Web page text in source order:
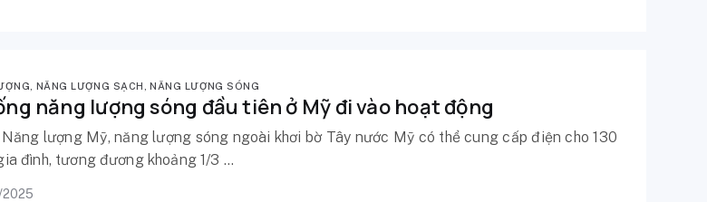
NĂNG LƯỢNG SẠCH ,NĂNG LƯỢNG SÓNG
năng lượng sóng đầu tiên ở Mỹ đi vào hoạt động
lượng Mỹ, năng lượng sóng ngoài khơi bờ Tây nước Mỹ có thể cung cấp điện cho 130
đình, tương đương khoảng 1/3 ...